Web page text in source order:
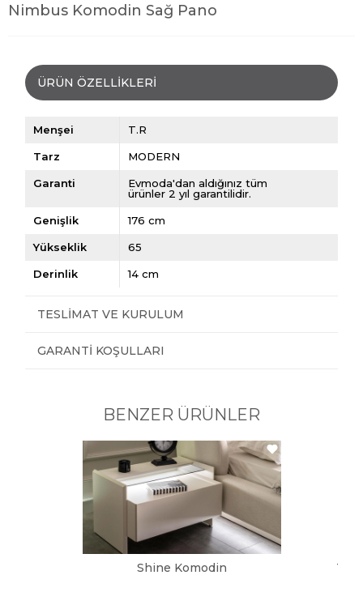
Nimbus Komodin Sağ Pano
ÜRÜN ÖZELLIKLERI
Menşei T.R
Tarz MODERN
Garanti
Evmoda'dan aldığınız tüm
ürünler 2 yıl garantilidir.
Genişlik 176 cm
Yükseklik 65
Derinlik 14 cm
TESLIMAT VE KURULUM
GARANTI KOŞULLARI
BENZER ÜRÜNLER
Shine Komodin